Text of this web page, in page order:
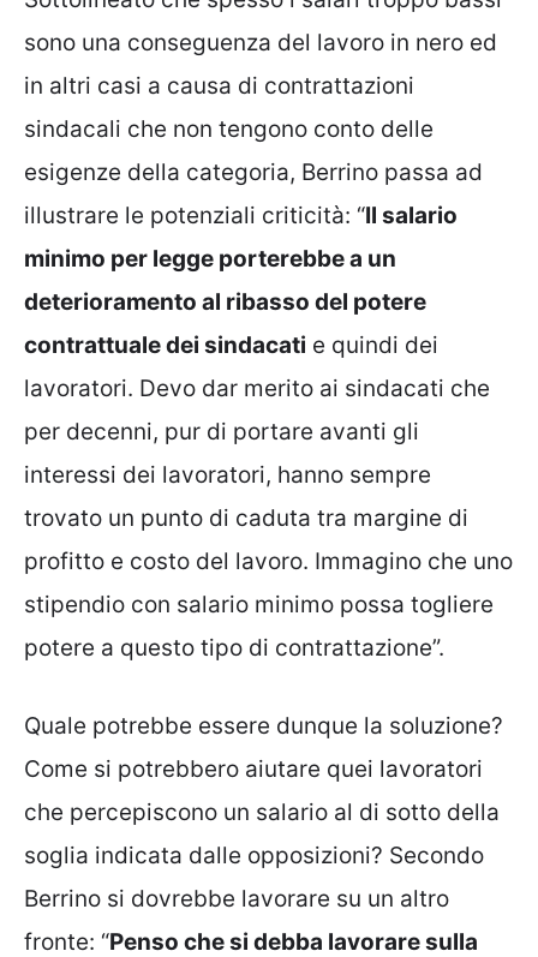
sono una conseguenza del lavoro in nero ed
in altri casi a causa di contrattazioni
sindacali che non tengono conto delle
esigenze della categoria, Berrino passa ad
illustrare le potenziali criticità: “Il salario
minimo per legge porterebbe a un
deterioramento al ribasso del potere
contrattuale dei sindacati e quindi dei
lavoratori. Devo dar merito ai sindacati che
per decenni, pur di portare avanti gli
interessi dei lavoratori, hanno sempre
trovato un punto di caduta tra margine di
profitto e costo del lavoro. Immagino che uno
stipendio con salario minimo possa togliere
potere a questo tipo di contrattazione”.
Quale potrebbe essere dunque la soluzione?
Come si potrebbero aiutare quei lavoratori
che percepiscono un salario al di sotto della
soglia indicata dalle opposizioni? Secondo
Berrino si dovrebbe lavorare su un altro
fronte: “Penso che si debba lavorare sulla